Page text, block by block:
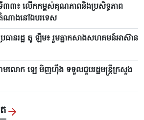
៣៣៖ លើក​កម្ពស់គុណភាពនិងប្រសិទ្ធភាព
តំណាងនៅឯ​បរទេស​
ធានរដ្ឋ តូ ឡឹម៖ រួមគ្នាកសាងសហគមន៍អាស៊ាន
ាមលោក ឡេ មិញហ៊ឹង ទទួលជួបរដ្ឋមន្ត្រីក្រសួង